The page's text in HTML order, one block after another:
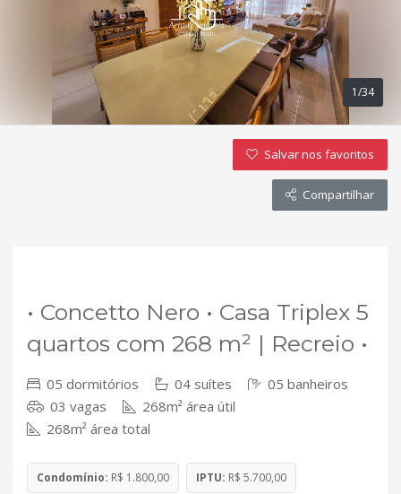
1/34
Salvar nos favoritos
Compartilhar
• Concetto Nero • Casa Triplex 5
quartos com 268 m² | Recreio •
05 dormitórios 04 suítes
05 banheiros
03 vagas
268m² área útil
268m² área total
Condomínio: R$ 1.800,00 IPTU: R$ 5.700,00